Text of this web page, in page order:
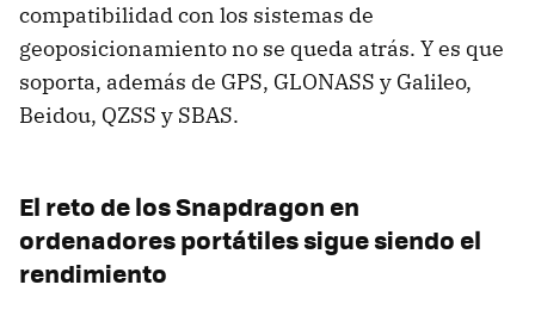
compatibilidad con los sistemas de
geoposicionamiento no se queda atrás. Y es que
soporta, además de GPS, GLONASS y Galileo,
Beidou, QZSS y SBAS.
El reto de los Snapdragon en
ordenadores portátiles sigue siendo el
rendimiento